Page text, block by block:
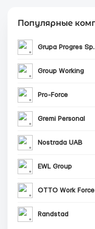
Популярные
Grupa Progres
Group Working
Pro-Force
Gremi Personal
Nostrada UAB
EWL Group
OTTO Work Force
Randstad